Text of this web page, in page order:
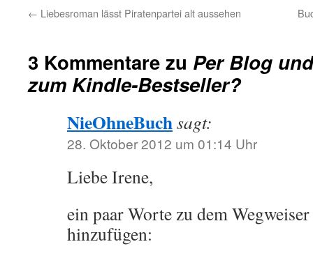
← Liebesroman lässt Piratenpartei alt aussehen
3 Kommentare zu Per Blog
zum Kindle-Bestseller?
NieOhneBuchsagt:
28. Oktober 2012 um 01:14 Uhr
Liebe Irene,
ein paar Worte zu dem
hinzufügen: